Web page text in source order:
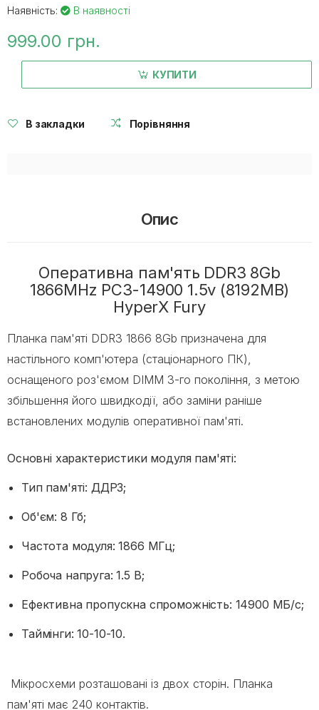
Наявність: В наявності
999.00 грн.
КУПИТИ
В закладки Порівняння
Опис
Оперативна пам'ять DDR3 8Gb
1866MHz PC3-14900 1.5v (8192MB)
HyperX Fury
Планка пам'яті DDR3 1866 8Gb призначена для
настільного комп'ютера (стаціонарного ПК),
оснащеного роз'ємом DIMM 3-го покоління, з метою
збільшення його швидкодії, або заміни раніше
встановлених модулів оперативної пам'яті.
Основні характеристики модуля пам'яті:
Тип пам'яті: ДДР3;
Об'єм: 8 Гб;
Частота модуля: 1866 МГц;
Робоча напруга: 1.5 В;
Ефективна пропускна спроможність: 14900 МБ/с;
Таймінги: 10-10-10.
Мікросхеми розташовані із двох сторін. Планка
пам'яті має 240 контактів.